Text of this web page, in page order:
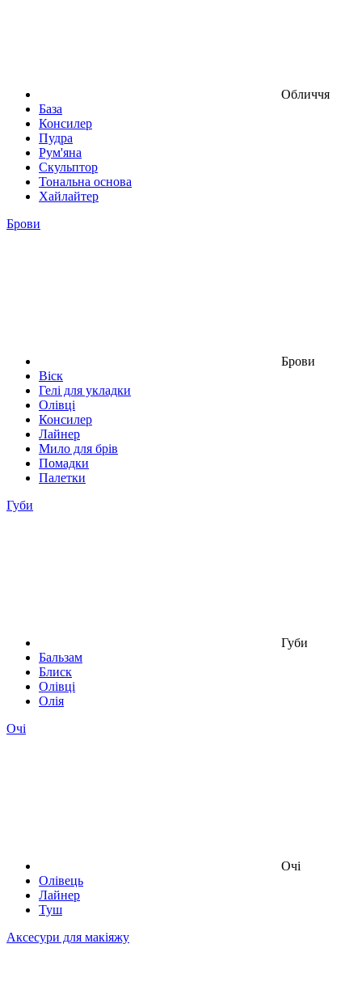
Обличчя
База
Консилер
Пудра
Рум'яна
Скульптор
Тональна основа
Хайлайтер
Брови
Брови
Віск
Гелі для укладки
Олівці
Консилер
Лайнер
Мило для брів
Помадки
Палетки
Губи
Губи
Бальзам
Блиск
Олівці
Олія
Очі
Очі
Олівець
Лайнер
Туш
Аксесури для макіяжу